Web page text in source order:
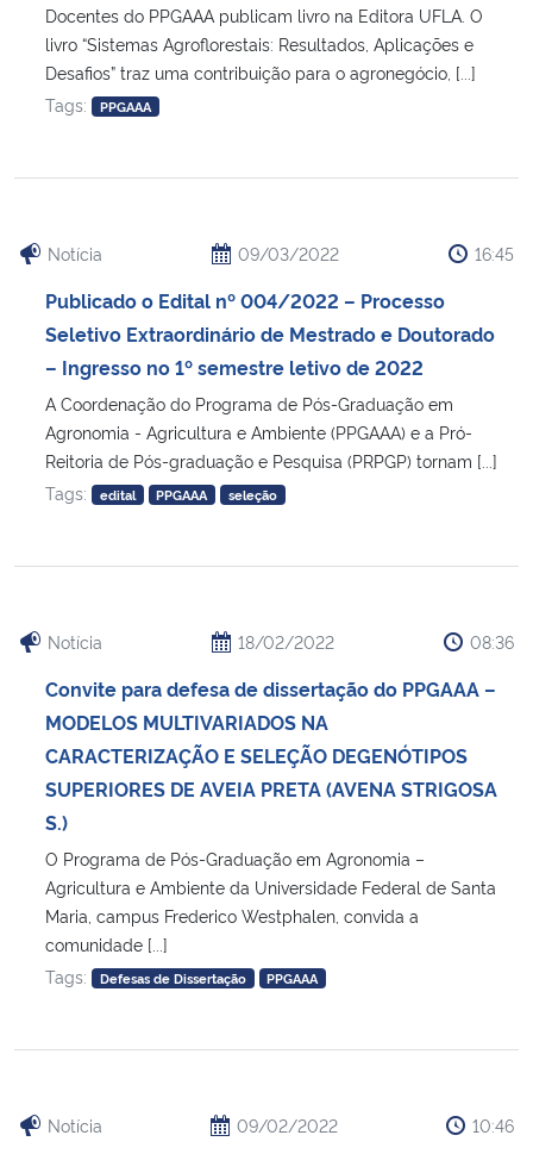
Docentes do PPGAAA publicam livro na Editora UFLA. O
livro “Sistemas Agroflorestais: Resultados, Aplicações e
Desafios” traz uma contribuição para o agronegócio, [...]
Tags:
PPGAAA
Notícia 09/03/2022 16:45
Publicado o Edital nº 004/2022 – Processo
Seletivo Extraordinário de Mestrado e Doutorado
– Ingresso no 1º semestre letivo de 2022
A Coordenação do Programa de Pós-Graduação em
Agronomia - Agricultura e Ambiente (PPGAAA) e a Pró-
Reitoria de Pós-graduação e Pesquisa (PRPGP) tornam [...]
Tags:
edital PPGAAA seleção
Notícia 18/02/2022 08:36
Convite para defesa de dissertação do PPGAAA –
MODELOS MULTIVARIADOS NA
CARACTERIZAÇÃO E SELEÇÃO DEGENÓTIPOS
SUPERIORES DE AVEIA PRETA (AVENA STRIGOSA
S.)
O Programa de Pós-Graduação em Agronomia –
Agricultura e Ambiente da Universidade Federal de Santa
Maria, campus Frederico Westphalen, convida a
comunidade [...]
Tags:
Defesas de Dissertação PPGAAA
Notícia 09/02/2022 10:46